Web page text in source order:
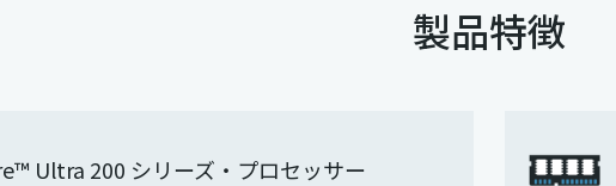
製品特徴
Ultra 200 シリーズ・プロセッサー